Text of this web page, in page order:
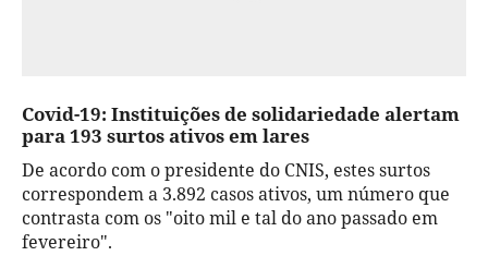
Covid-19: Instituições de solidariedade alertam
para 193 surtos ativos em lares
De acordo com o presidente do CNIS, estes surtos
correspondem a 3.892 casos ativos, um número que
contrasta com os "oito mil e tal do ano passado em
fevereiro".